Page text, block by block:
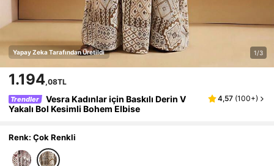
Yapay Zeka Tarafından Üretildi 1/3
1.194,08TL
Trendler
Vesra Kadınlar için Baskılı Derin V
Yakalı Bol Kesimli Bohem Elbise
4,57 (100+)
Renk: Çok Renkli